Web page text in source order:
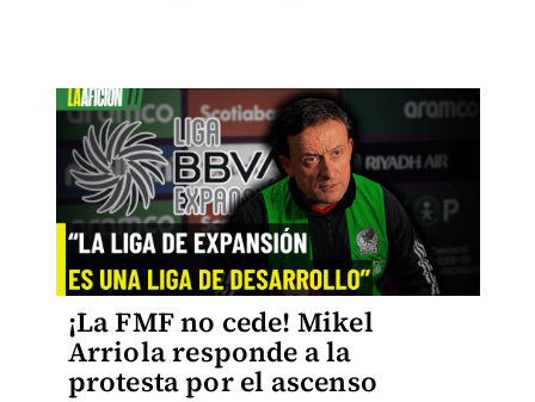
¡La FMF no cede! Mikel
Arriola responde a la
protesta por el ascenso